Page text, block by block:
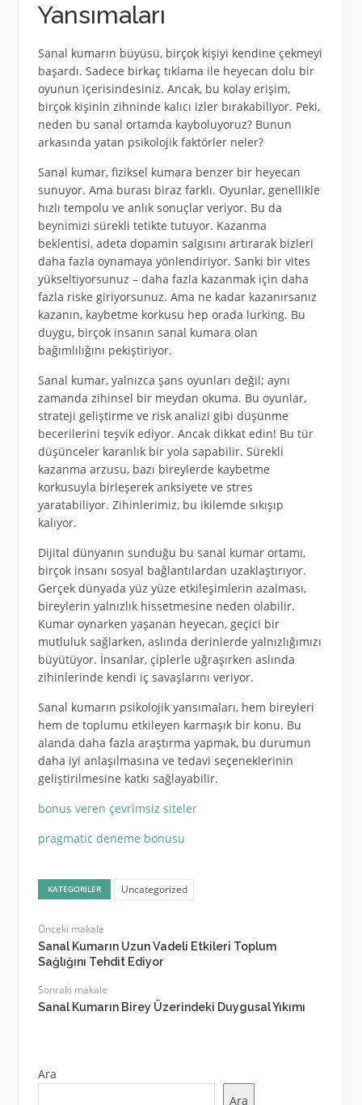
Yansımaları
Sanal kumarın büyüsü, birçok kişiyi kendine çekmeyi
başardı. Sadece birkaç tıklama ile heyecan dolu bir
oyunun içerisindesiniz. Ancak, bu kolay erişim,
birçok kişinin zihninde kalıcı izler bırakabiliyor. Peki,
neden bu sanal ortamda kayboluyoruz? Bunun
arkasında yatan psikolojik faktörler neler?
Sanal kumar, fiziksel kumara benzer bir heyecan
sunuyor. Ama burası biraz farklı. Oyunlar, genellikle
hızlı tempolu ve anlık sonuçlar veriyor. Bu da
beynimizi sürekli tetikte tutuyor. Kazanma
beklentisi, adeta dopamin salgısını artırarak bizleri
daha fazla oynamaya yönlendiriyor. Sanki bir vites
yükseltiyorsunuz – daha fazla kazanmak için daha
fazla riske giriyorsunuz. Ama ne kadar kazanırsanız
kazanın, kaybetme korkusu hep orada lurking. Bu
duygu, birçok insanın sanal kumara olan
bağımlılığını pekiştiriyor.
Sanal kumar, yalnızca şans oyunları değil; aynı
zamanda zihinsel bir meydan okuma. Bu oyunlar,
strateji geliştirme ve risk analizi gibi düşünme
becerilerini teşvik ediyor. Ancak dikkat edin! Bu tür
düşünceler karanlık bir yola sapabilir. Sürekli
kazanma arzusu, bazı bireylerde kaybetme
korkusuyla birleşerek anksiyete ve stres
yaratabiliyor. Zihinlerimiz, bu ikilemde sıkışıp
kalıyor.
Dijital dünyanın sunduğu bu sanal kumar ortamı,
birçok insanı sosyal bağlantılardan uzaklaştırıyor.
Gerçek dünyada yüz yüze etkileşimlerin azalması,
bireylerin yalnızlık hissetmesine neden olabilir.
Kumar oynarken yaşanan heyecan, geçici bir
mutluluk sağlarken, aslında derinlerde yalnızlığımızı
büyütüyor. İnsanlar, çiplerle uğraşırken aslında
zihinlerinde kendi iç savaşlarını veriyor.
Sanal kumarın psikolojik yansımaları, hem bireyleri
hem de toplumu etkileyen karmaşık bir konu. Bu
alanda daha fazla araştırma yapmak, bu durumun
daha iyi anlaşılmasına ve tedavi seçeneklerinin
geliştirilmesine katkı sağlayabilir.
bonus veren çevrimsiz siteler
pragmatic deneme bonusu
KATEGORILER Uncategorized
Önceki makale
Sanal Kumarın Uzun Vadeli Etkileri Toplum
Sağlığını Tehdit Ediyor
Sonraki makale
Sanal Kumarın Birey Üzerindeki Duygusal Yıkımı
Ara
Ara